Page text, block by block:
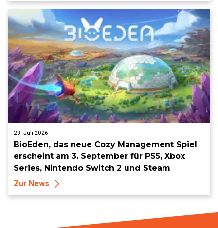
28. Juli 2026
BioEden, das neue Cozy Management Spiel
erscheint am 3. September für PS5, Xbox
Series, Nintendo Switch 2 und Steam
Zur News